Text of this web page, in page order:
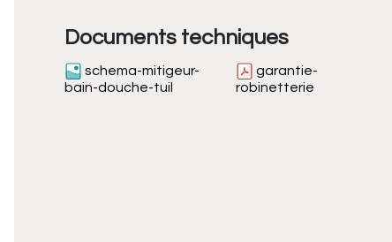
Documents techniques
schema-mitigeur-
bain-douche-tuil
garantie-
robinetterie